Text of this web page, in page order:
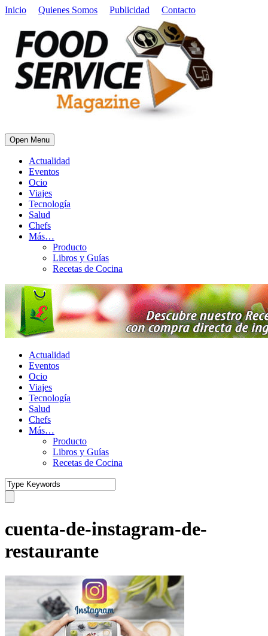
Inicio Quienes Somos Publicidad Contacto
Open Menu
Actualidad
Eventos
Ocio
Viajes
Tecnología
Salud
Chefs
Más…
Producto
Libros y Guías
Recetas de Cocina
Actualidad
Eventos
Ocio
Viajes
Tecnología
Salud
Chefs
Más…
Producto
Libros y Guías
Recetas de Cocina
cuenta-de-instagram-de-
restaurante